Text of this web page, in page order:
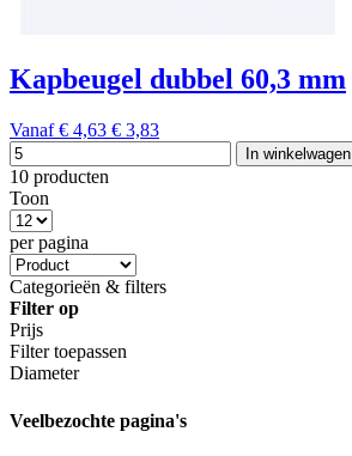
Kapbeugel dubbel 60,3 mm
Vanaf € 4,63 € 3,83
In winkelwagen
10 producten
Toon
per pagina
Categorieën & filters
Filter op
Prijs
Filter toepassen
Diameter
Veelbezochte pagina's